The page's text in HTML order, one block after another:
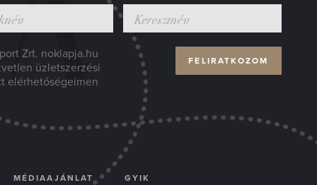
Zrt. noklapja.hu
üzletszerzési
elérhetőségeimen
MÉDIAAJÁNLAT GYIK